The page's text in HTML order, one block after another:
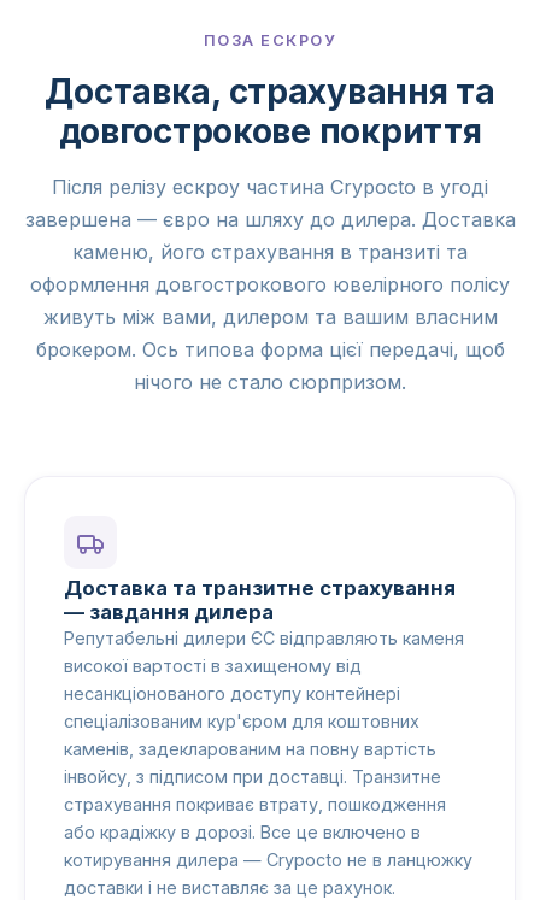
ПОЗА ЕСКРОУ
Доставка, страхування та
довгострокове покриття
Після релізу ескроу частина Crypocto в угоді
завершена — євро на шляху до дилера. Доставка
каменю, його страхування в транзиті та
оформлення довгострокового ювелірного полісу
живуть між вами, дилером та вашим власним
брокером. Ось типова форма цієї передачі, щоб
нічого не стало сюрпризом.
Доставка та транзитне страхування
— завдання дилера
Репутабельні дилери ЄС відправляють каменя
високої вартості в захищеному від
несанкціонованого доступу контейнері
спеціалізованим кур'єром для коштовних
каменів, задекларованим на повну вартість
інвойсу, з підписом при доставці. Транзитне
страхування покриває втрату, пошкодження
або крадіжку в дорозі. Все це включено в
котирування дилера — Crypocto не в ланцюжку
доставки і не виставляє за це рахунок.